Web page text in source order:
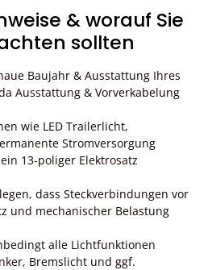
& worauf Sie
sollten
Baujahr & Ausstattung Ihres
Ausstattung & Vorverkabelung
wie LED Trailerlicht,
Stromversorgung
13-poliger Elektrosatz
dass Steckverbindungen vor
und mechanischer Belastung
alle Lichtfunktionen
Bremslicht und ggf.